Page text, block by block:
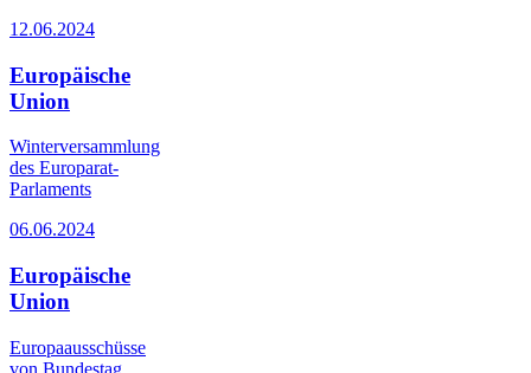
12.06.2024
Europäische
Union
Winterversammlung
des Europarat-
Parlaments
06.06.2024
Europäische
Union
Europaausschüsse
von Bundestag